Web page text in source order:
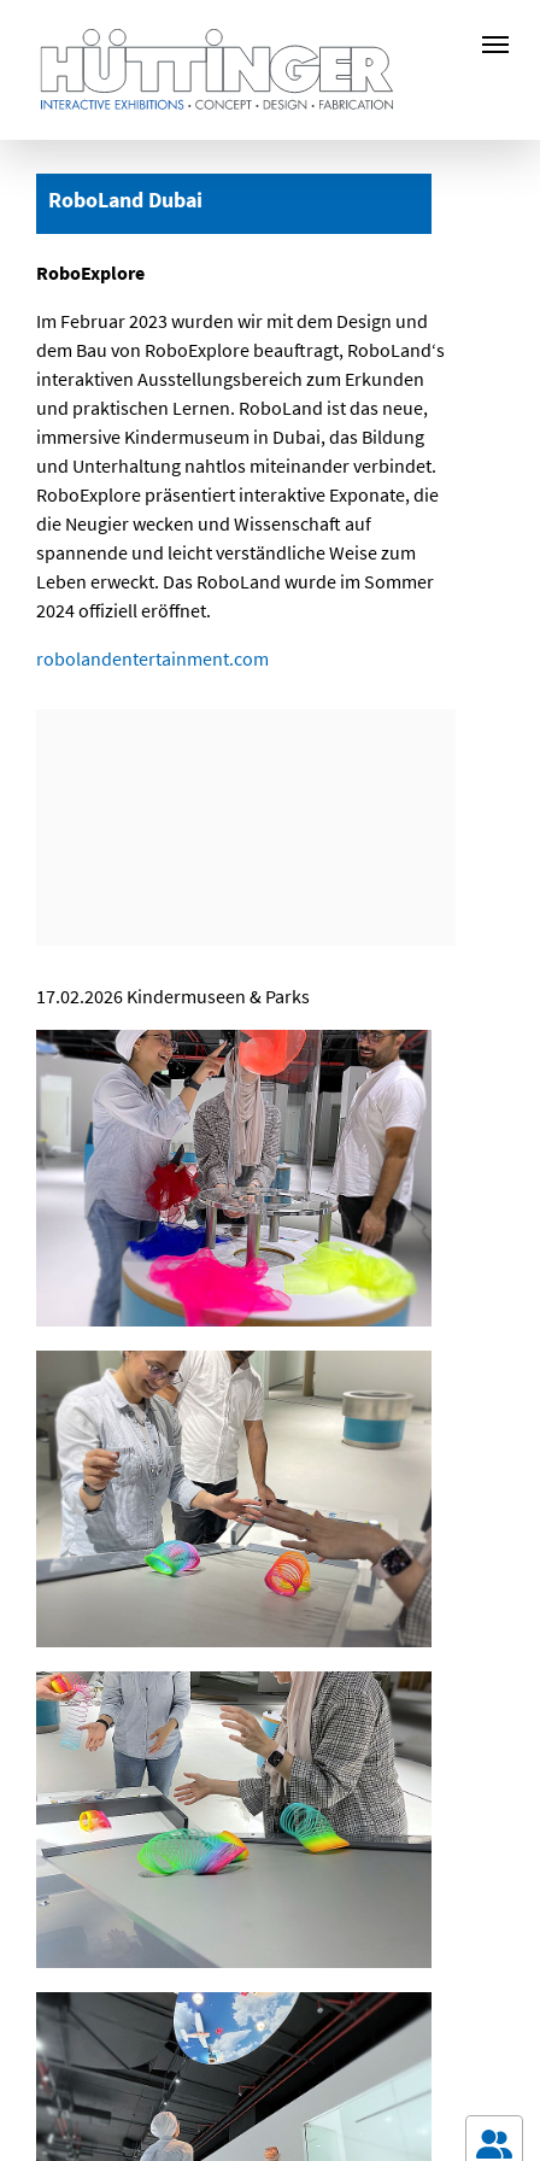
springenRoboLand Dubai
RoboExplore
Im Februar 2023 wurden wir mit dem Design und
dem Bau von RoboExplore beauftragt, RoboLand‘s
interaktiven Ausstellungsbereich zum Erkunden
und praktischen Lernen. RoboLand ist das neue,
immersive Kindermuseum in Dubai, das Bildung
und Unterhaltung nahtlos miteinander verbindet.
RoboExplore präsentiert interaktive Exponate, die
die Neugier wecken und Wissenschaft auf
spannende und leicht verständliche Weise zum
Leben erweckt. Das RoboLand wurde im Sommer
2024 offiziell eröffnet.
robolandentertainment.com
17.02.2026 Kindermuseen & Parks